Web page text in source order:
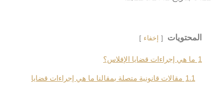
المحتويات إخفاء
1 ما هي إجراءات قضايا الإفلاس؟
1.1 مقالات قانونية متصلة بمقالنا ما هي إجراءات قضايا